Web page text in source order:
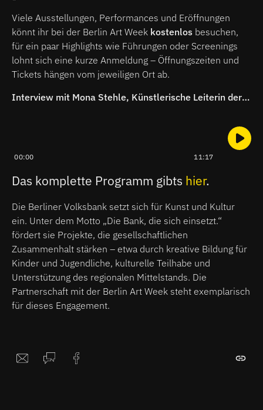
Viele Ausstellungen, Performances und Eröffnungen
könnt ihr bei der Berlin Art Week kostenlos besuchen,
für ein paar Highlights wie Führungen oder Screenings
lohnt sich eine kurze Anmeldung – Öffnungszeiten und
Tickets hängen vom jeweiligen Ort ab.
Interview mit Mona Stehle, Künstlerische Leiterin der Berlin Art Week
00:00 11:17
Das komplette Programm gibts hier.
Die Berliner Volksbank setzt sich für Kunst und Kultur
ein. Unter dem Motto „Die Bank, die sich einsetzt.“
fördert sie Projekte, die gesellschaftlichen
Zusammenhalt stärken – etwa durch kreative Bildung für
Kinder und Jugendliche, kulturelle Teilhabe und
Unterstützung des regionalen Mittelstands. Die
Partnerschaft mit der Berlin Art Week steht exemplarisch
für dieses Engagement.